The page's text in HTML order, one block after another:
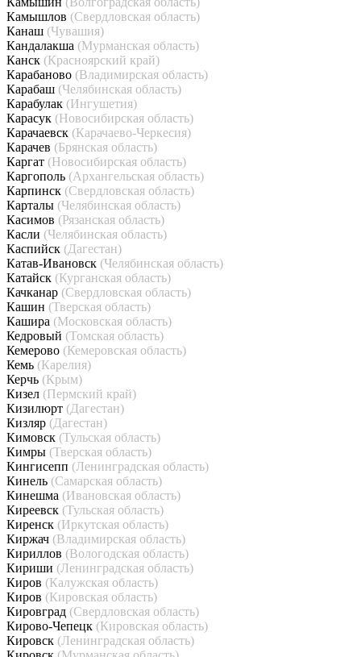
Камышлов (Свердловская область)
Канаш (Чувашия)
Кандалакша (Мурманская область)
Канск (Красноярский край)
Карабаново (Владимирская область)
Карабаш (Челябинская область)
Карабулак (Ингушетия)
Карасук (Новосибирская область)
Карачаевск (Карачаево-Черкесия)
Карачев (Брянская область)
Каргат (Новосибирская область)
Каргополь (Архангельская область)
Карпинск (Свердловская область)
Карталы (Челябинская область)
Касимов (Рязанская область)
Касли (Челябинская область)
Каспийск (Дагестан)
Катав-Ивановск (Челябинская область)
Катайск (Курганская область)
Качканар (Свердловская область)
Кашин (Тверская область)
Кашира (Московская область)
Кедровый (Томская область)
Кемерово (Кемеровская область)
Кемь (Карелия)
Керчь (Крым)
Кизел (Пермский край)
Кизилюрт (Дагестан)
Кизляр (Дагестан)
Кимовск (Тульская область)
Кимры (Тверская область)
Кингисепп (Ленинградская область)
Кинель (Самарская область)
Кинешма (Ивановская область)
Киреевск (Тульская область)
Киренск (Иркутская область)
Киржач (Владимирская область)
Кириллов (Вологодская область)
Кириши (Ленинградская область)
Киров (Калужская область)
Киров (Кировская область)
Кировград (Свердловская область)
Кирово-Чепецк (Кировская область)
Кировск (Ленинградская область)